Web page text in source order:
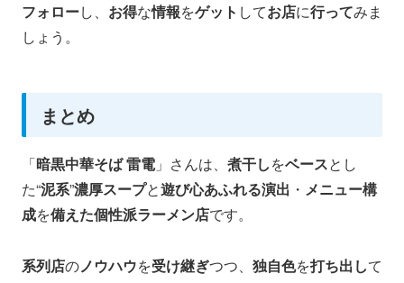
フォローし、 お得な情報をゲット してお店に行ってみま
しょう。
まとめ
「暗黒中華そば 雷電」さんは、 煮干しをベースとし
た“泥系”濃厚スープと遊び心あふれる演出 ・ メニュー構
成を備えた個性派ラーメン店です。
系列店のノウハウを受け継ぎつつ、 独自色を打ち出して